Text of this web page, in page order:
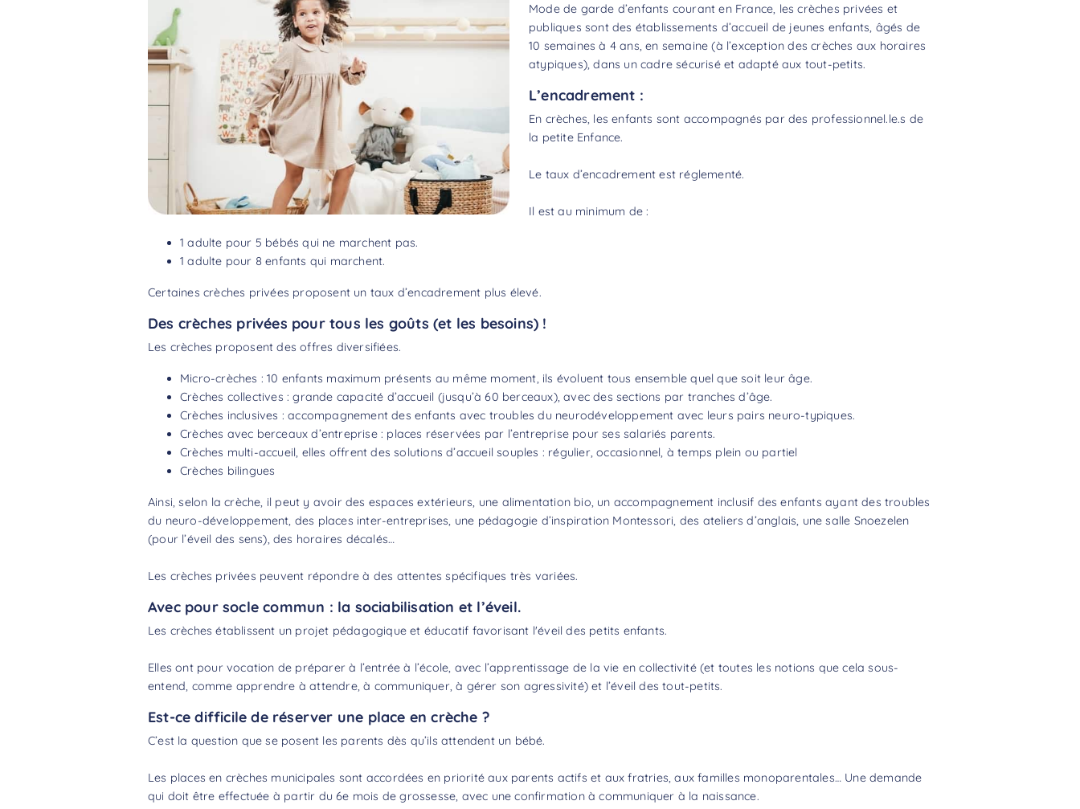
Mode de garde d’enfants courant en France, les crèches privées et
publiques sont des établissements d’accueil de jeunes enfants, âgés de
10 semaines à 4 ans, en semaine (à l’exception des crèches aux horaires
atypiques), dans un cadre sécurisé et adapté aux tout-petits.
L’encadrement :
En crèches, les enfants sont accompagnés par des professionnel.le.s de
la petite Enfance.
Le taux d’encadrement est réglementé.
Il est au minimum de :
1 adulte pour 5 bébés qui ne marchent pas.
1 adulte pour 8 enfants qui marchent.
Certaines crèches privées proposent un taux d’encadrement plus élevé.
Des crèches privées pour tous les goûts (et les besoins) !
Les crèches proposent des offres diversifiées.
Micro-crèches : 10 enfants maximum présents au même moment, ils évoluent tous ensemble quel que soit leur âge.
Crèches collectives : grande capacité d’accueil (jusqu’à 60 berceaux), avec des sections par tranches d’âge.
Crèches inclusives : accompagnement des enfants avec troubles du neurodéveloppement avec leurs pairs neuro-typiques.
Crèches avec berceaux d’entreprise : places réservées par l’entreprise pour ses salariés parents.
Crèches multi-accueil, elles offrent des solutions d’accueil souples : régulier, occasionnel, à temps plein ou partiel
Crèches bilingues
Ainsi, selon la crèche, il peut y avoir des espaces extérieurs, une alimentation bio, un accompagnement inclusif des enfants ayant des troubles
du neuro-développement, des places inter-entreprises, une pédagogie d’inspiration Montessori, des ateliers d’anglais, une salle Snoezelen
(pour l’éveil des sens), des horaires décalés…
Les crèches privées peuvent répondre à des attentes spécifiques très variées.
Avec pour socle commun : la sociabilisation et l’éveil.
Les crèches établissent un projet pédagogique et éducatif favorisant l'éveil des petits enfants.
Elles ont pour vocation de préparer à l’entrée à l’école, avec l’apprentissage de la vie en collectivité (et toutes les notions que cela sous-
entend, comme apprendre à attendre, à communiquer, à gérer son agressivité) et l’éveil des tout-petits.
Est-ce difficile de réserver une place en crèche ?
C’est la question que se posent les parents dès qu’ils attendent un bébé.
Les places en crèches municipales sont accordées en priorité aux parents actifs et aux fratries, aux familles monoparentales… Une demande
qui doit être effectuée à partir du 6e mois de grossesse, avec une confirmation à communiquer à la naissance.